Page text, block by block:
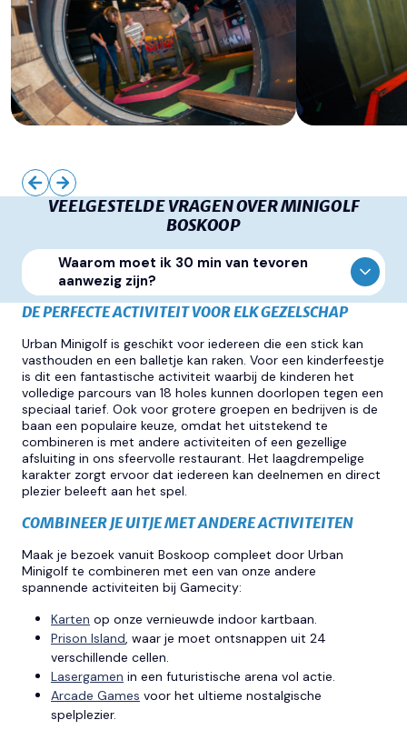
VEELGESTELDE VRAGEN OVER MINIGOLF
BOSKOOP
Waarom moet ik 30 min van tevoren
aanwezig zijn?
DE PERFECTE ACTIVITEIT VOOR ELK GEZELSCHAP
DE PERFECTE ACTIVITEIT VOOR ELK GEZELSCHAP
Urban Minigolf is geschikt voor iedereen die een stick kan
vasthouden en een balletje kan raken. Voor een kinderfeestje
is dit een fantastische activiteit waarbij de kinderen het
volledige parcours van 18 holes kunnen doorlopen tegen een
speciaal tarief. Ook voor grotere groepen en bedrijven is de
baan een populaire keuze, omdat het uitstekend te
combineren is met andere activiteiten of een gezellige
afsluiting in ons sfeervolle restaurant. Het laagdrempelige
karakter zorgt ervoor dat iedereen kan deelnemen en direct
plezier beleeft aan het spel.
COMBINEER JE UITJE MET ANDERE ACTIVITEITEN
Maak je bezoek vanuit Boskoop compleet door Urban
Minigolf te combineren met een van onze andere
spannende activiteiten bij Gamecity:
Karten op onze vernieuwde indoor kartbaan.
Prison Island, waar je moet ontsnappen uit 24
verschillende cellen.
Lasergamen in een futuristische arena vol actie.
Arcade Games voor het ultieme nostalgische
spelplezier.